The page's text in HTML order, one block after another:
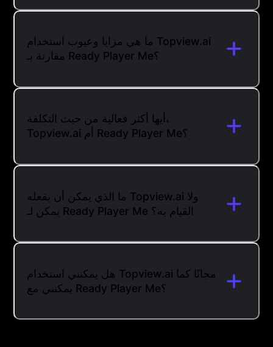
ما هي مزايا وعيوب استخدام Topview.ai
مقارنة بـ Ready Player Me؟
أيها أكثر فعالية من حيث التكلفة،
Topview.ai أم Ready Player Me؟
ما الذي يمكن أن يفعله Topview.ai ولا
يمكن لـ Ready Player Me القيام به؟
هل يمكنني استخدام Topview.ai مجانًا كما
يمكنني مع Ready Player Me؟